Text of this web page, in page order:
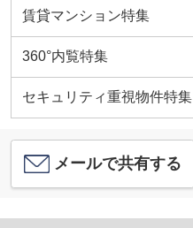
賃貸マンション特集
360°内覧特集
セキュリティ重視物件特集
メールで共有する